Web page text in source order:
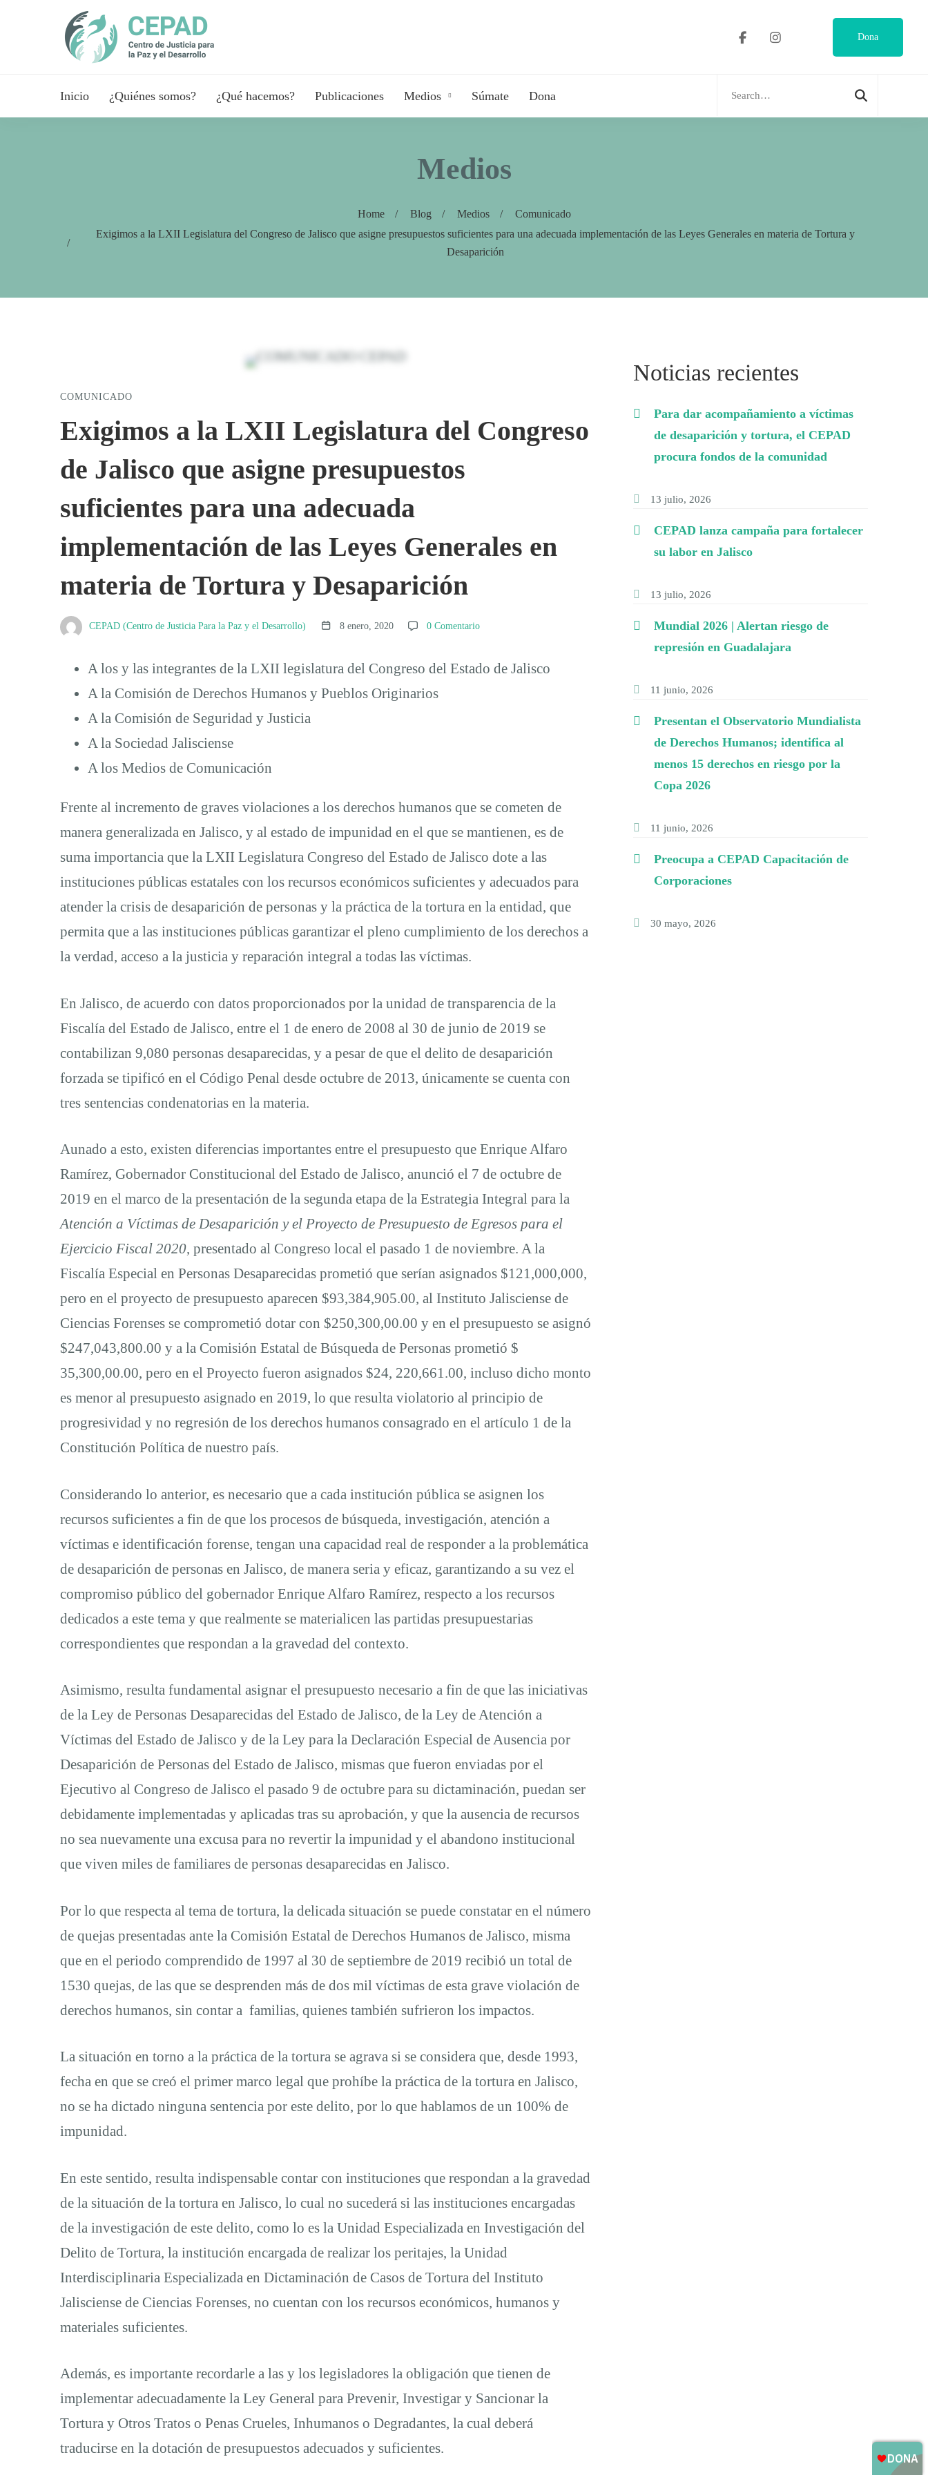
Dona
Inicio ¿Quiénes somos? ¿Qué hacemos? Publicaciones Medios Súmate Dona
Medios
Home Blog Medios
Comunicado
Exigimos a la LXII Legislatura del Congreso de Jalisco que asigne presupuestos suficientes para una adecuada implementación de las Leyes Generales en materia de Tortura y
Desaparición
a
la
LXII
Legislatura
del
Congreso
de
Jalisco
que
asigne
presupuestos
suficientes
para
una
adecuada
de
las
Leyes
Generales
en
materia
de
Tortura
y
Desaparición
COMUNICADO
Exigimos a la LXII Legislatura del Congreso
de Jalisco que asigne presupuestos
suficientes para una adecuada
implementación de las Leyes Generales en
materia de Tortura y Desaparición
CEPAD (Centro de Justicia Para la Paz y el Desarrollo) 8 enero, 2020 0 Comentario
A los y las integrantes de la LXII legislatura del Congreso del Estado de Jalisco
A la Comisión de Derechos Humanos y Pueblos Originarios
A la Comisión de Seguridad y Justicia
A la Sociedad Jalisciense
A los Medios de Comunicación
Frente al incremento de graves violaciones a los derechos humanos que se cometen de
manera generalizada en Jalisco, y al estado de impunidad en el que se mantienen, es de
suma importancia que la LXII Legislatura Congreso del Estado de Jalisco dote a las
instituciones públicas estatales con los recursos económicos suficientes y adecuados para
atender la crisis de desaparición de personas y la práctica de la tortura en la entidad, que
permita que a las instituciones públicas garantizar el pleno cumplimiento de los derechos a
la verdad, acceso a la justicia y reparación integral a todas las víctimas.
En Jalisco, de acuerdo con datos proporcionados por la unidad de transparencia de la
Fiscalía del Estado de Jalisco, entre el 1 de enero de 2008 al 30 de junio de 2019 se
contabilizan 9,080 personas desaparecidas, y a pesar de que el delito de desaparición
forzada se tipificó en el Código Penal desde octubre de 2013, únicamente se cuenta con
tres sentencias condenatorias en la materia.
Aunado a esto, existen diferencias importantes entre el presupuesto que Enrique Alfaro
Ramírez, Gobernador Constitucional del Estado de Jalisco, anunció el 7 de octubre de
2019 en el marco de la presentación de la segunda etapa de la Estrategia Integral para la
Atención a Víctimas de Desaparición y el Proyecto de Presupuesto de Egresos para el
Ejercicio Fiscal 2020, presentado al Congreso local el pasado 1 de noviembre. A la
Fiscalía Especial en Personas Desaparecidas prometió que serían asignados $121,000,000,
pero en el proyecto de presupuesto aparecen $93,384,905.00, al Instituto Jalisciense de
Ciencias Forenses se comprometió dotar con $250,300,00.00 y en el presupuesto se asignó
$247,043,800.00 y a la Comisión Estatal de Búsqueda de Personas prometió $
35,300,00.00, pero en el Proyecto fueron asignados $24, 220,661.00, incluso dicho monto
es menor al presupuesto asignado en 2019, lo que resulta violatorio al principio de
progresividad y no regresión de los derechos humanos consagrado en el artículo 1 de la
Constitución Política de nuestro país.
Considerando lo anterior, es necesario que a cada institución pública se asignen los
recursos suficientes a fin de que los procesos de búsqueda, investigación, atención a
víctimas e identificación forense, tengan una capacidad real de responder a la problemática
de desaparición de personas en Jalisco, de manera seria y eficaz, garantizando a su vez el
compromiso público del gobernador Enrique Alfaro Ramírez, respecto a los recursos
dedicados a este tema y que realmente se materialicen las partidas presupuestarias
correspondientes que respondan a la gravedad del contexto.
Asimismo, resulta fundamental asignar el presupuesto necesario a fin de que las iniciativas
de la Ley de Personas Desaparecidas del Estado de Jalisco, de la Ley de Atención a
Víctimas del Estado de Jalisco y de la Ley para la Declaración Especial de Ausencia por
Desaparición de Personas del Estado de Jalisco, mismas que fueron enviadas por el
Ejecutivo al Congreso de Jalisco el pasado 9 de octubre para su dictaminación, puedan ser
debidamente implementadas y aplicadas tras su aprobación, y que la ausencia de recursos
no sea nuevamente una excusa para no revertir la impunidad y el abandono institucional
que viven miles de familiares de personas desaparecidas en Jalisco.
Por lo que respecta al tema de tortura, la delicada situación se puede constatar en el número
de quejas presentadas ante la Comisión Estatal de Derechos Humanos de Jalisco, misma
que en el periodo comprendido de 1997 al 30 de septiembre de 2019 recibió un total de
1530 quejas, de las que se desprenden más de dos mil víctimas de esta grave violación de
derechos humanos, sin contar a familias, quienes también sufrieron los impactos.
La situación en torno a la práctica de la tortura se agrava si se considera que, desde 1993,
fecha en que se creó el primer marco legal que prohíbe la práctica de la tortura en Jalisco,
no se ha dictado ninguna sentencia por este delito, por lo que hablamos de un 100% de
impunidad.
En este sentido, resulta indispensable contar con instituciones que respondan a la gravedad
de la situación de la tortura en Jalisco, lo cual no sucederá si las instituciones encargadas
de la investigación de este delito, como lo es la Unidad Especializada en Investigación del
Delito de Tortura, la institución encargada de realizar los peritajes, la Unidad
Interdisciplinaria Especializada en Dictaminación de Casos de Tortura del Instituto
Jalisciense de Ciencias Forenses, no cuentan con los recursos económicos, humanos y
materiales suficientes.
Además, es importante recordarle a las y los legisladores la obligación que tienen de
implementar adecuadamente la Ley General para Prevenir, Investigar y Sancionar la
Tortura y Otros Tratos o Penas Crueles, Inhumanos o Degradantes, la cual deberá
traducirse en la dotación de presupuestos adecuados y suficientes.
Noticias recientes
Para dar acompañamiento a víctimas
de desaparición y tortura, el CEPAD
procura fondos de la comunidad
13 julio, 2026
CEPAD lanza campaña para fortalecer
su labor en Jalisco
13 julio, 2026
Mundial 2026 | Alertan riesgo de
represión en Guadalajara
11 junio, 2026
Presentan el Observatorio Mundialista
de Derechos Humanos; identifica al
menos 15 derechos en riesgo por la
Copa 2026
11 junio, 2026
Preocupa a CEPAD Capacitación de
Corporaciones
30 mayo, 2026